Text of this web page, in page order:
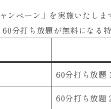
ペーン」を実施いたしま
60分打ち放題が無料になる
60分打ち放題
60分打ち放題